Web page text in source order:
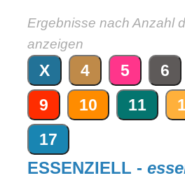
Ergebnisse nach Anzahl
anzeigen
X 4 5 6
9
10 11
17
ESSENZIELL -